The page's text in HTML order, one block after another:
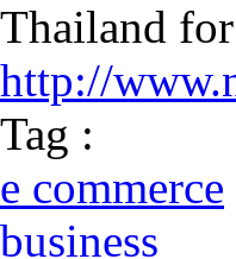
Thailand
http://
Tag :
e commerce
business